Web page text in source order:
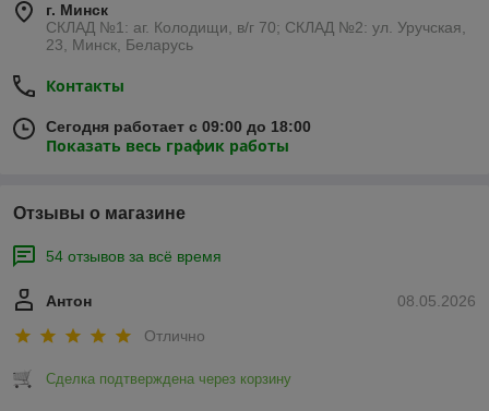
г. Минск
СКЛАД №1: аг. Колодищи, в/г 70; СКЛАД №2: ул. Уручская,
23, Минск, Беларусь
Контакты
Сегодня работает с 09:00 до 18:00
Показать весь график работы
Отзывы о магазине
54 отзывов за всё время
08.05.2026
Антон
Отлично
Сделка подтверждена через корзину